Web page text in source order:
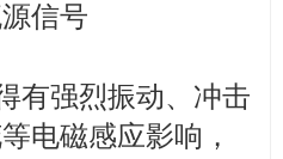
信号
有强烈振动、冲击
电磁感应影响，